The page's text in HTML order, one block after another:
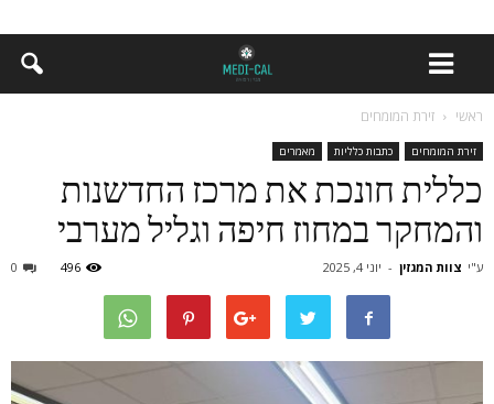
ראשי זירת המומחים
זירת המומחים כתבות כלליות מאמרים
כללית חונכת את מרכז החדשנות
והמחקר במחוז חיפה וגליל מערבי
ע"י צוות המגזין - יוני 4, 2025 0 496